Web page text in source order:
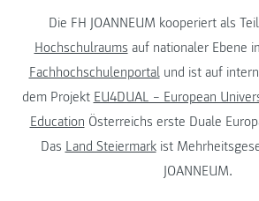
Die FH JOANNEUM kooperiert als
Hochschulraums auf nationaler Ebene
Fachhochschulenportalund ist auf
dem Projekt EU4DUAL – European
Education Österreichs erste Duale
Das Land Steiermarkist
JOANNEUM.